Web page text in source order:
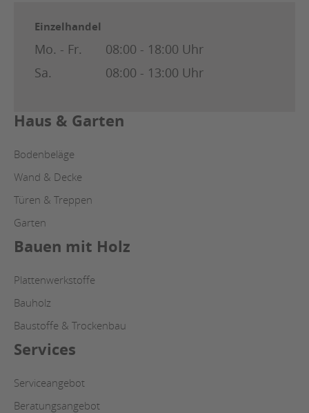
Einzelhandel
Mo. - Fr.
08:00 - 18:00 Uhr
Sa.
08:00 - 13:00 Uhr
Haus & Garten
Bodenbeläge
Wand & Decke
Türen & Treppen
Garten
Bauen mit Holz
Plattenwerkstoffe
Bauholz
Baustoffe & Trockenbau
Services
Serviceangebot
Beratungsangebot